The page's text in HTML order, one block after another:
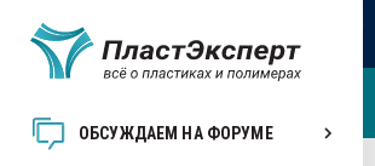
ОБСУЖДАЕМ НА ФОРУМЕ